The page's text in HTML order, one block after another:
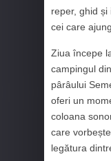
reper, ghid
cei care
Ziua începe
campingul
pârâului
oferi un
coloana
care
legătura